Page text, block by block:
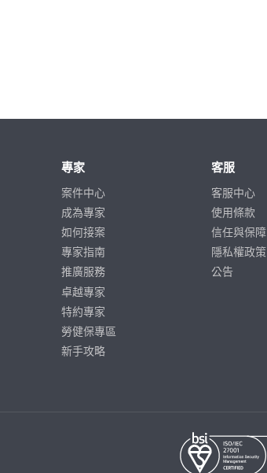
專家
案件中心
成為專家
如何接案
專家指南
推廣服務
卓越專家
特約專家
勞健保專區
新手攻略
客服
客服中心
使用條款
信任與保障
隱私權政策
公告